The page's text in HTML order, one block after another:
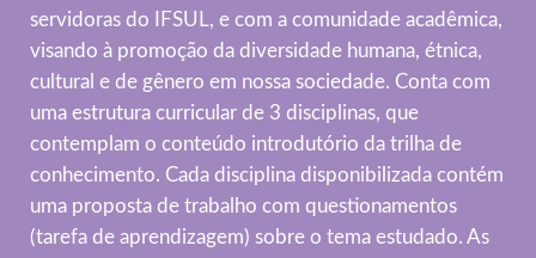
servidoras do IFSUL, e com a comunidade acadêmica,
visando à promoção da diversidade humana, étnica,
cultural e de gênero em nossa sociedade. Conta com
uma estrutura curricular de 3 disciplinas, que
contemplam o conteúdo introdutório da trilha de
conhecimento. Cada disciplina disponibilizada contém
uma proposta de trabalho com questionamentos
(tarefa de aprendizagem) sobre o tema estudado. As